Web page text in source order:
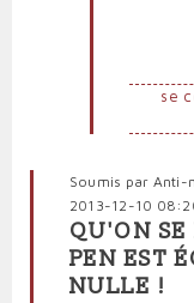
se
Soumis par Anti-
2013-12-10
QU'ON
PEN EST
NULLE !